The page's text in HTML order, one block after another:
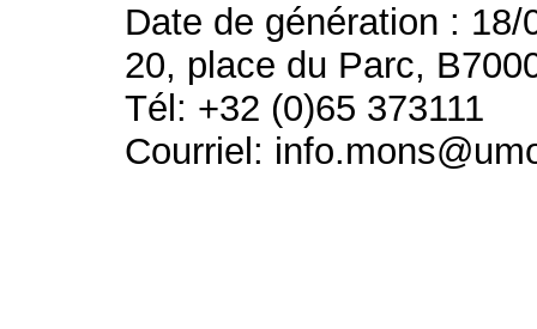
Date de génération : 18/
20, place du Parc,
Tél: +32 (0)65 373111
Courriel: